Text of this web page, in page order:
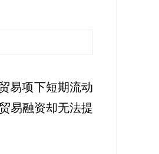
易项下短期流动
易融资却无法提